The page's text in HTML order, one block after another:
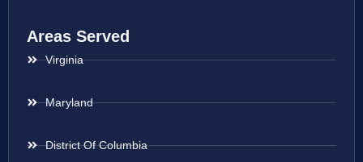
Areas Served
Virginia
Maryland
District Of Columbia